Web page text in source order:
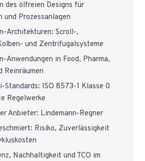
des ölfreien Designs für
und Prozessanlagen
Architekturen: Scroll-,
und Zentrifugalsysteme
Anwendungen in Food, Pharma,
Reinräumen
Standards: ISO 8573-1 Klasse 0
Regelwerke
Anbieter: Lindemann-Regner
Risiko, Zuverlässigkeit
Nachhaltigkeit und TCO im